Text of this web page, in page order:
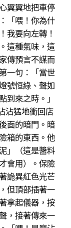
翼翼地把車停
「喂！你為什
我要向左轉！
這種氣味，這
傳預言不謀而
一句：「當世
號恒綠、聲如
到來之時。」
沾猛地衝回店
面的暗門。暗
箱的東西。他
」（這是醬料
會用）。保險
詭異紅色光芒
但頂部插著一
拿起儀器，按
，接著傳來一